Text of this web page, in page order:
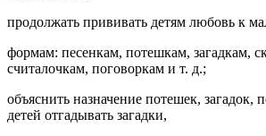
продолжать прививать детям любовь к
формам: песенкам, потешкам, загадкам,
считалочкам, поговоркам и т. д.;
объяснить назначение потешек, загадок,
детей отгадывать загадки,